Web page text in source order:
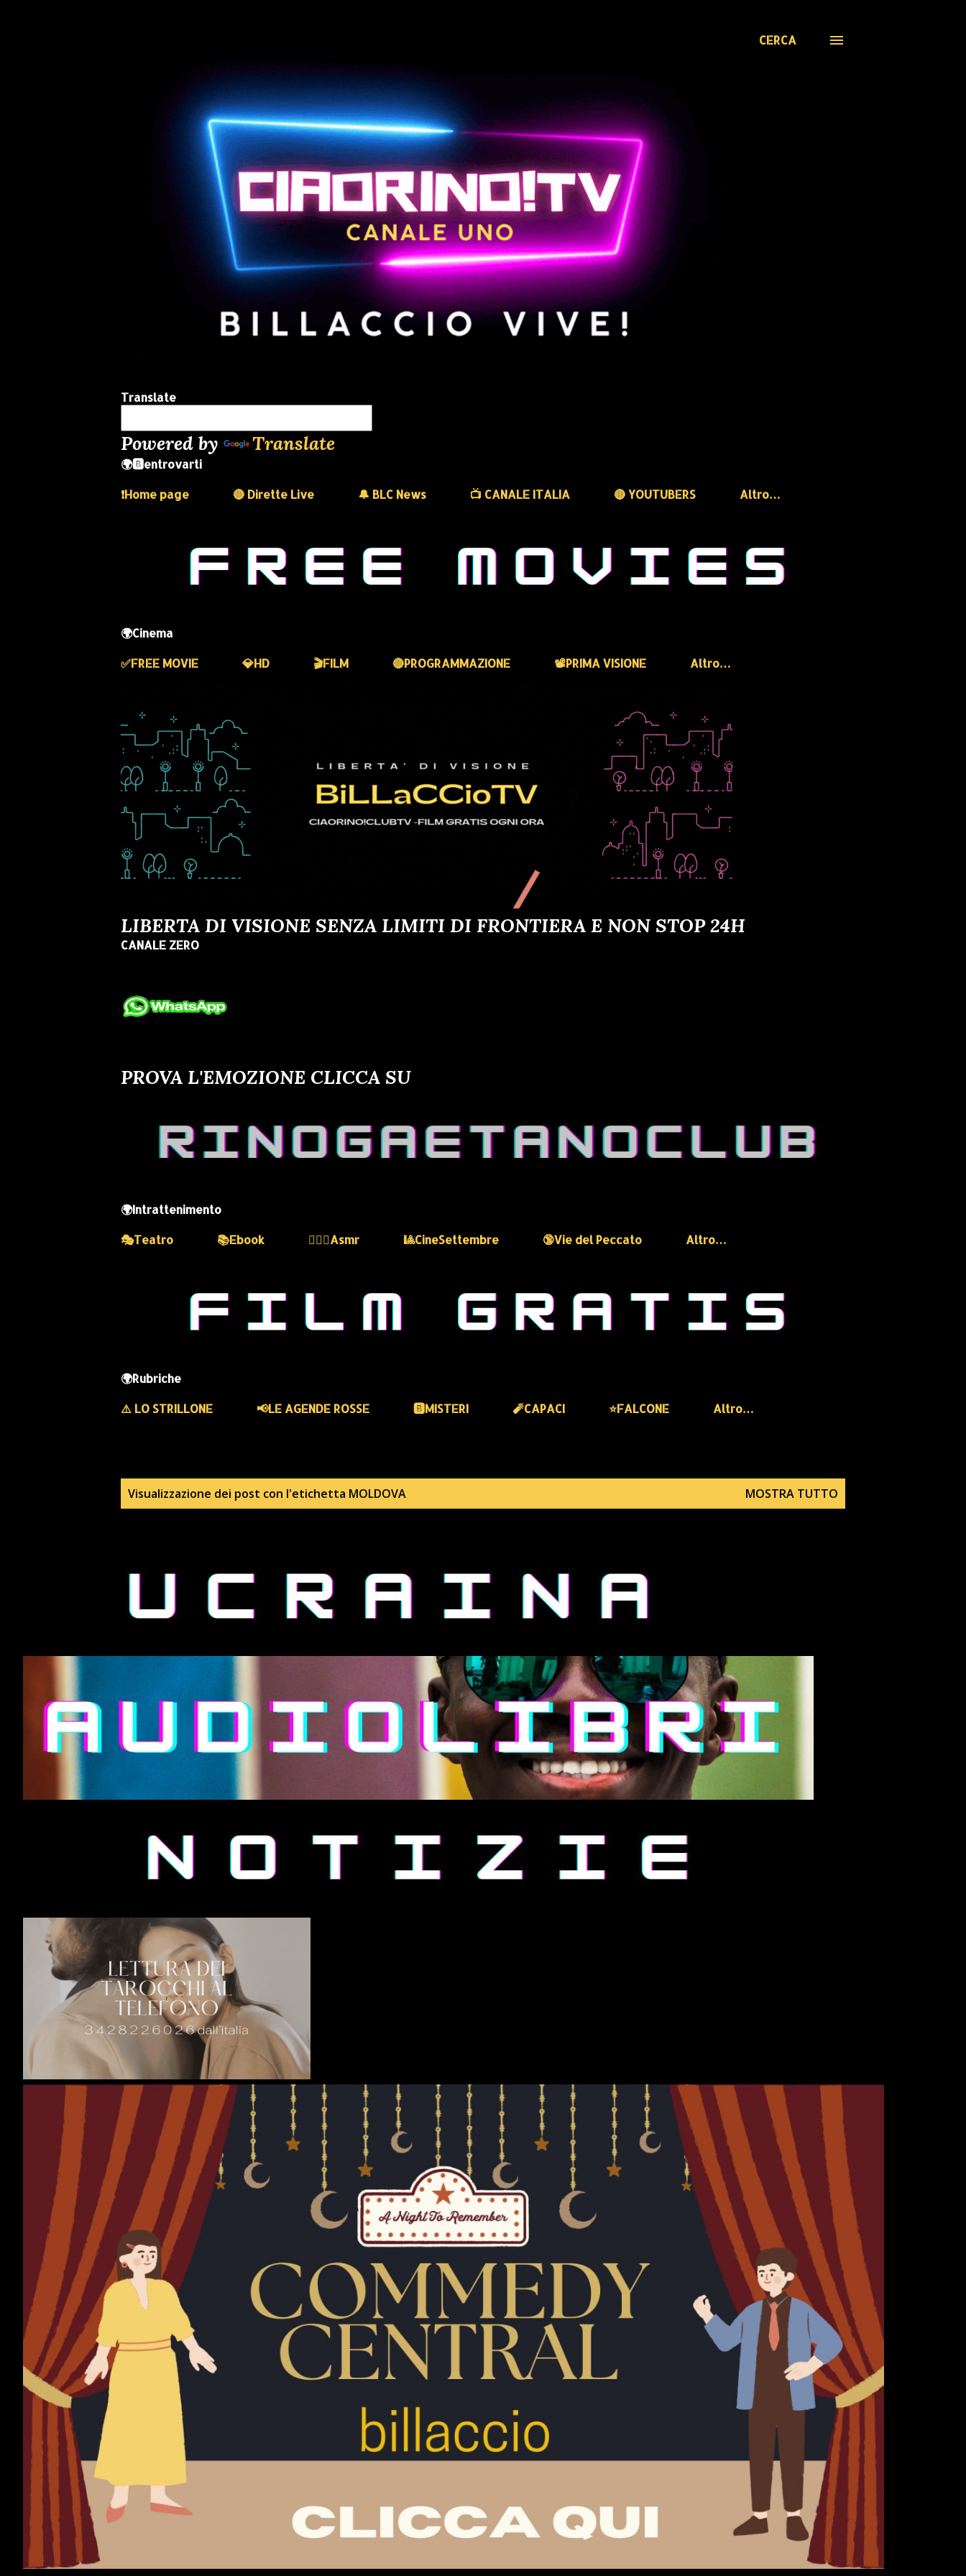
CERCA
Translate
Powered by Translate
🌍🅱️entrovarti
❗️Home page
🔴 Dirette Live 🔔 BLC News 📺 CANALE ITALIA 🔴 YOUTUBERS Altro…
🌍Cinema
✅️FREE MOVIE
💎HD 🎬FILM 🔴PROGRAMMAZIONE 📽️PRIMA VISIONE Altro…
LIBERTA DI VISIONE SENZA LIMITI DI FRONTIERA E NON STOP 24H
CANALE ZERO
PROVA L'EMOZIONE CLICCA SU
🌍Intrattenimento
🎭Teatro
📚Ebook 💆🏻‍♀️Asmr 🎱CineSettembre 🔞Vie del Peccato Altro…
🌍Rubriche
⚠️ LO STRILLONE
📢LE AGENDE ROSSE 🅱️MISTERI 🧨CAPACI ⭐️FALCONE Altro…
Visualizzazione dei post con l'etichetta MOLDOVA MOSTRA TUTTO